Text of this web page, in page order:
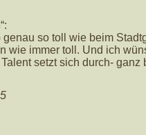
so toll wie beim
wie immer toll. Und ich
setzt sich durch- ganz